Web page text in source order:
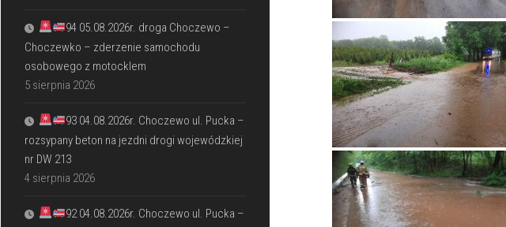
94 05.08.2026r. droga Choczewo –
Choczewko – zderzenie samochodu
osobowego z motocklem
5 sierpnia 2026
93 04.08.2026r. Choczewo ul. Pucka –
rozsypany beton na jezdni drogi wojewódzkiej
nr DW 213
4 sierpnia 2026
92 04.08.2026r. Choczewo ul. Pucka –